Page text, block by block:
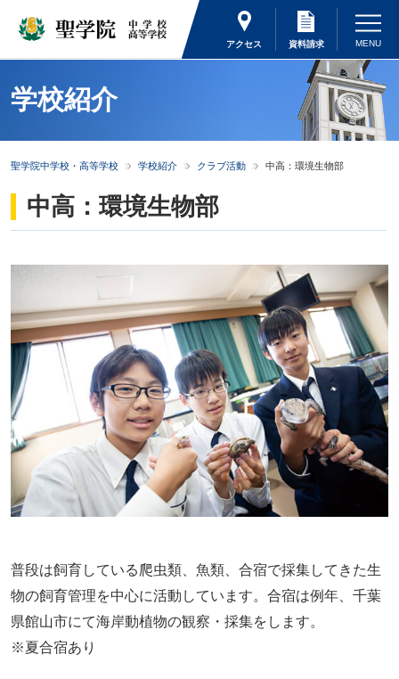
アクセス 資料請求
学校紹介
聖学院中学校・高等学校 学校紹介 クラブ活動 中高：環境生物部
中高：環境生物部
普段は飼育している爬虫類、魚類、合宿で採集してきた生
物の飼育管理を中心に活動しています。合宿は例年、千葉
県館山市にて海岸動植物の観察・採集をします。
※夏合宿あり